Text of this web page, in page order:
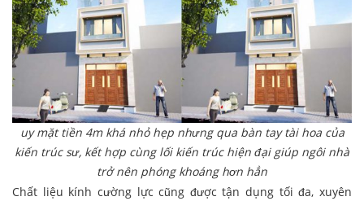
uy mặt tiền 4m khá nhỏ hẹp nhưng qua bàn tay tài hoa của
kiến trúc sư, kết hợp cùng lối kiến trúc hiện đại giúp ngôi nhà
trở nên phóng khoáng hơn hẳn
Chất liệu kính cường lực cũng được tận dụng tối đa, xuyên